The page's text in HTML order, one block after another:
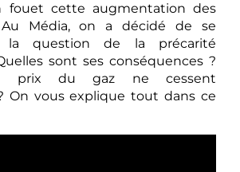
fouet cette augmentation des
Média, on a décidé de se
la question de la précarité
sont ses conséquences ?
prix du gaz ne cessent
On vous explique tout dans ce